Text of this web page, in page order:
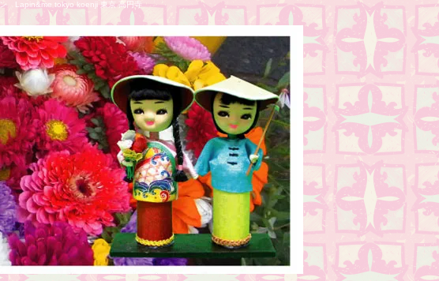
Lapin&me tokyo koenji 東京 高円寺